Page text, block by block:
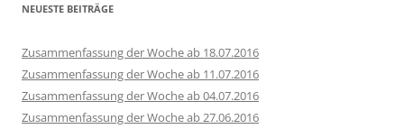
NEUESTE BEITRÄGE
Zusammenfassung der Woche ab 18.07.2016
Zusammenfassung der Woche ab 11.07.2016
Zusammenfassung der Woche ab 04.07.2016
Zusammenfassung der Woche ab 27.06.2016